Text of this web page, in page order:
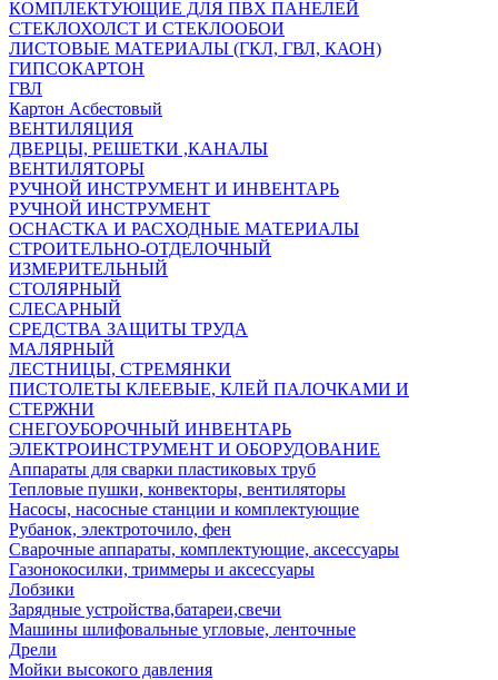
КОМПЛЕКТУЮЩИЕ ДЛЯ ПВХ ПАНЕЛЕЙ
СТЕКЛОХОЛСТ И СТЕКЛООБОИ
ЛИСТОВЫЕ МАТЕРИАЛЫ (ГКЛ, ГВЛ, КАОН)
ГИПСОКАРТОН
ГВЛ
Картон Асбестовый
ВЕНТИЛЯЦИЯ
ДВЕРЦЫ, РЕШЕТКИ ,КАНАЛЫ
ВЕНТИЛЯТОРЫ
РУЧНОЙ ИНСТРУМЕНТ И ИНВЕНТАРЬ
РУЧНОЙ ИНСТРУМЕНТ
ОСНАСТКА И РАСХОДНЫЕ МАТЕРИАЛЫ
СТРОИТЕЛЬНО-ОТДЕЛОЧНЫЙ
ИЗМЕРИТЕЛЬНЫЙ
СТОЛЯРНЫЙ
СЛЕСАРНЫЙ
СРЕДСТВА ЗАЩИТЫ ТРУДА
МАЛЯРНЫЙ
ЛЕСТНИЦЫ, СТРЕМЯНКИ
ПИСТОЛЕТЫ КЛЕЕВЫЕ, КЛЕЙ ПАЛОЧКАМИ И
СТЕРЖНИ
СНЕГОУБОРОЧНЫЙ ИНВЕНТАРЬ
ЭЛЕКТРОИНСТРУМЕНТ И ОБОРУДОВАНИЕ
Аппараты для сварки пластиковых труб
Тепловые пушки, конвекторы, вентиляторы
Насосы, насосные станции и комплектующие
Рубанок, электроточило, фен
Сварочные аппараты, комплектующие, аксессуары
Газонокосилки, триммеры и аксессуары
Лобзики
Зарядные устройства,батареи,свечи
Машины шлифовальные угловые, ленточные
Дрели
Мойки высокого давления